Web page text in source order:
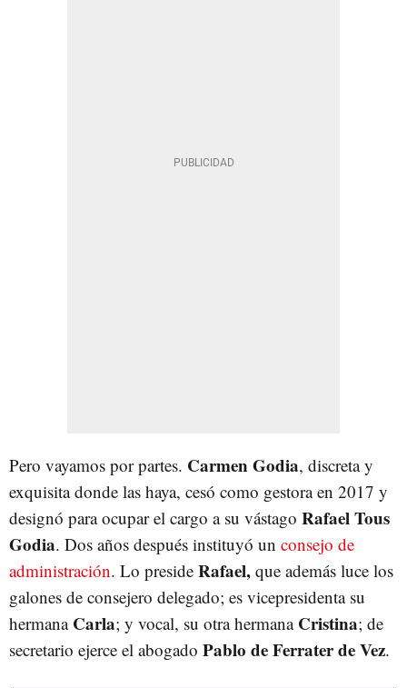
Pero vayamos por partes. Carmen Godia, discreta y
exquisita donde las haya, cesó como gestora en 2017 y
designó para ocupar el cargo a su vástago Rafael Tous
Godia. Dos años después instituyó un consejo de
administración. Lo preside Rafael, que además luce los
galones de consejero delegado; es vicepresidenta su
hermana Carla; y vocal, su otra hermana Cristina; de
secretario ejerce el abogado Pablo de Ferrater de Vez.